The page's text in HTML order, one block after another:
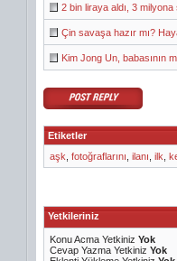
2 bin liraya aldı, 3 milyona
Çin savaşa hazır mı?
Kim Jong Un, babasının
Etiketler
aşk fotoğraflarını ilanı ilk
Yetkileriniz
Konu Acma Yetkiniz Yok
Cevap Yazma Yetkiniz Yok